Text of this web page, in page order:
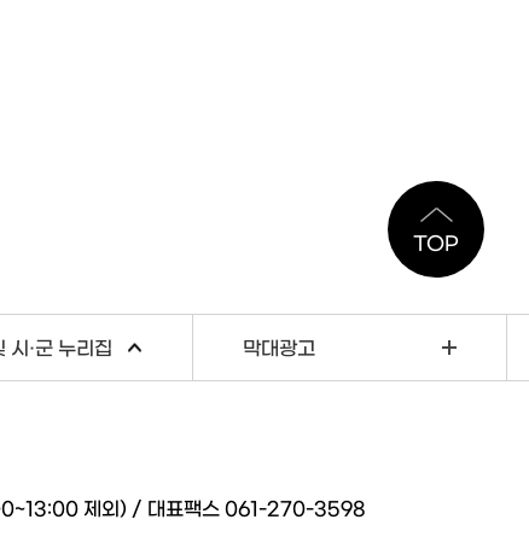
TOP
시·군 누리집 막대광고
제외) / 대표팩스 061-270-3598